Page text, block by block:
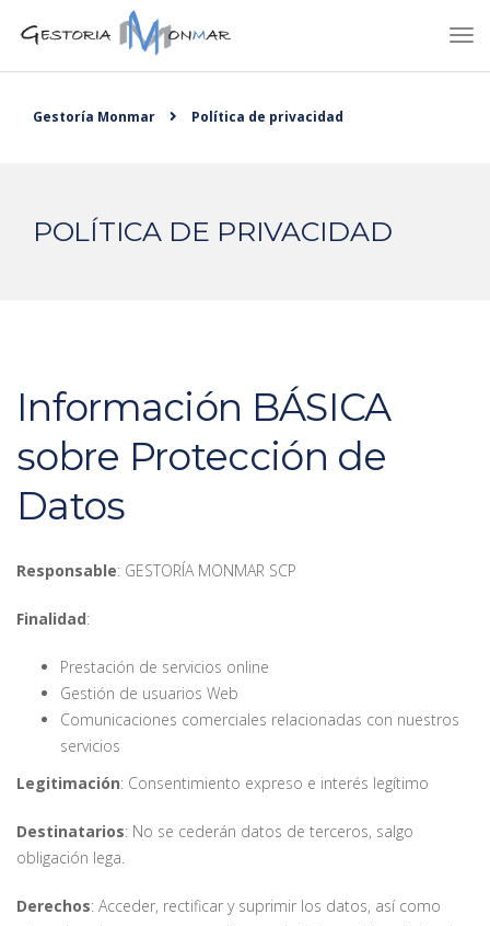
Gestoría Monmar Política de privacidad
POLÍTICA DE PRIVACIDAD
Información BÁSICA
sobre Protección de
Datos
Responsable: GESTORÍA MONMAR SCP
Finalidad:
Prestación de servicios online
Gestión de usuarios Web
Comunicaciones comerciales relacionadas con nuestros
servicios
Legitimación: Consentimiento expreso e interés legítimo
Destinatarios: No se cederán datos de terceros, salgo
obligación lega.
Derechos: Acceder, rectificar y suprimir los datos, así como